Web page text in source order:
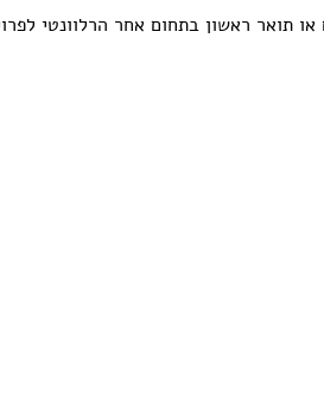
תואר ראשון בתחום אחר הרלוונטי